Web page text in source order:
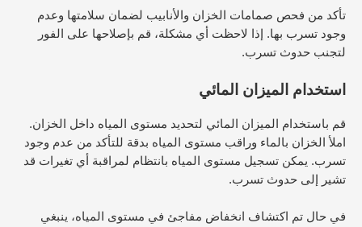
تأكد من فحص صمامات الخزان والأنابيب لضمان سلامتها وعدم
وجود تسرب بها. إذا لاحظت أي مشكلة، قم بإصلاحها على الفور
لتجنب حدوث تسرب.
استخدام الميزان المائي
قم باستخدام الميزان المائي لتحديد مستوى المياه داخل الخزان.
املأ الخزان بالماء وراقب مستوى المياه بدقة للتأكد من عدم وجود
تسرب. يمكن تسجيل مستوى المياه بانتظام لمراقبة أي تغيرات قد
تشير إلى حدوث تسرب.
في حال تم اكتشاف انخفاض مفاجئ في مستوى المياه، ينبغي